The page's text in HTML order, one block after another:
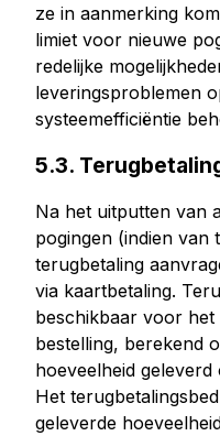
ze in aanmerking
limiet voor nieuwe
redelijke
leveringsproblemen
systeemefficiëntie
5.3.
Na het uitputten van
pogingen (indien van
terugbetaling
via kaartbetaling.
beschikbaar voor het
bestelling, berekend
hoeveelheid
Het
geleverde